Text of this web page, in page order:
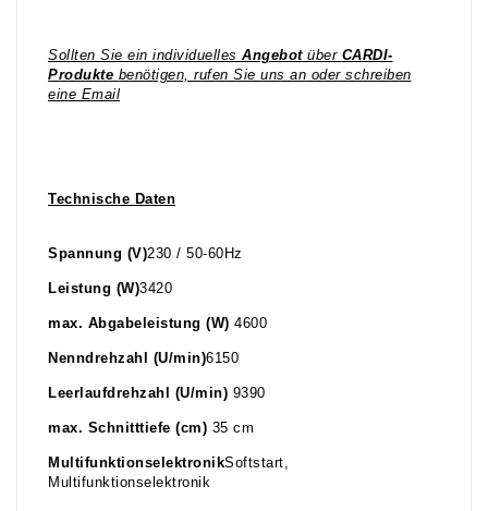
Sollten Sie ein individuelles Angebotüber CARDI-
Produkte benötigen, rufen Sie uns an oder schreiben
eine Email
Technische Daten
Spannung (V)230 / 50-60Hz
Leistung (W)3420
max. Abgabeleistung (W) 4600
Nenndrehzahl (U/min)6150
Leerlaufdrehzahl (U/min) 9390
max. Schnitttiefe (cm) 35 cm
MultifunktionselektronikSoftstart,
Multifunktionselektronik